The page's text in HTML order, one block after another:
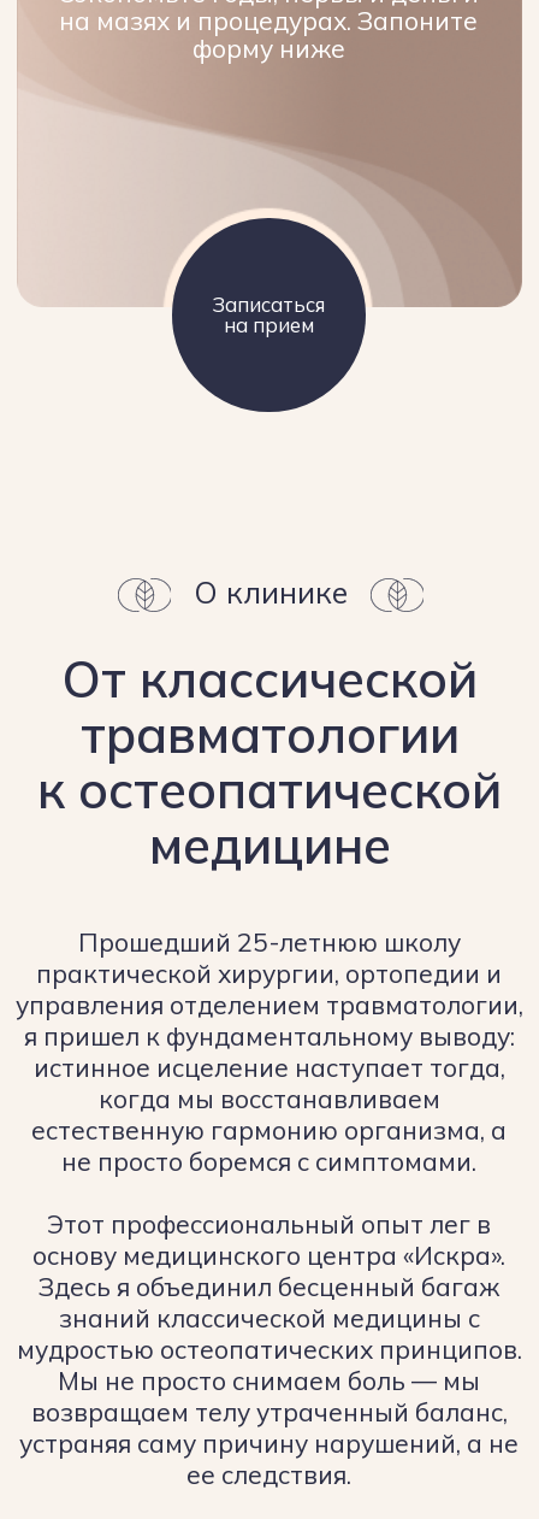
Мы не обещаем чудес, но гарантируем:
вы получите понятный план лечения.
Ваше здоровье — наша миссия,
а не просто работа.
к лечению
достижения быстрого и долгосрочного
Мы помогаем малышам мягко
преодолеть последствия родовых травм,
нарушений сна и питания, закладывая
фундамент здоровья на всю жизнь
Забота о здоровье с первых
Рассматриваем человека, как единую
систему. Работаем не только с
физическим телом, но и с
позволяет вылечить причину, а не